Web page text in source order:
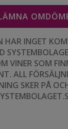
HAR INGET
VINER SOM
ALL
SKER PÅ